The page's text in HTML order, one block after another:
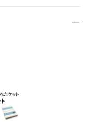
替え時期がきま
いかもしれません。
だと思うので、冷